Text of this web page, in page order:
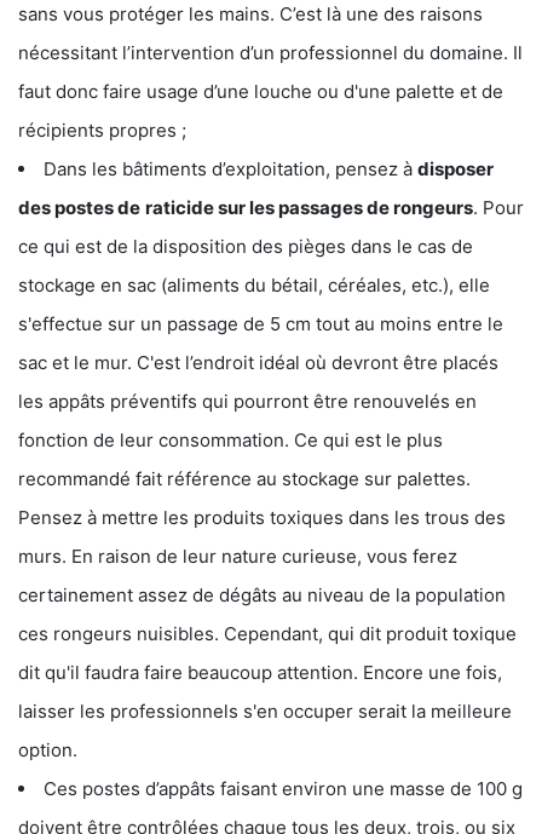
sans vous protéger les mains. C’est là une des raisons
nécessitant l’intervention d’un professionnel du domaine. Il
faut donc faire usage d’une louche ou d'une palette et de
récipients propres ;
Dans les bâtiments d’exploitation, pensez à disposer
des postes de raticide sur les passages de rongeurs. Pour
ce qui est de la disposition des pièges dans le cas de
stockage en sac (aliments du bétail, céréales, etc.), elle
s'effectue sur un passage de 5 cm tout au moins entre le
sac et le mur. C'est l’endroit idéal où devront être placés
les appâts préventifs qui pourront être renouvelés en
fonction de leur consommation. Ce qui est le plus
recommandé fait référence au stockage sur palettes.
Pensez à mettre les produits toxiques dans les trous des
murs. En raison de leur nature curieuse, vous ferez
certainement assez de dégâts au niveau de la population
ces rongeurs nuisibles. Cependant, qui dit produit toxique
dit qu'il faudra faire beaucoup attention. Encore une fois,
laisser les professionnels s'en occuper serait la meilleure
option.
Ces postes d’appâts faisant environ une masse de 100 g
doivent être contrôlées chaque tous les deux, trois, ou six